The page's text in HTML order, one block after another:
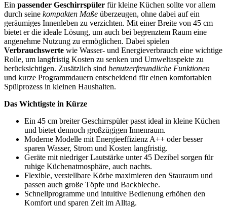
Ein passender Geschirrspüler für kleine Küchen sollte vor allem
durch seine kompakten Maße überzeugen, ohne dabei auf ein
geräumiges Innenleben zu verzichten. Mit einer Breite von 45 cm
bietet er die ideale Lösung, um auch bei begrenztem Raum eine
angenehme Nutzung zu ermöglichen. Dabei spielen
Verbrauchswerte wie Wasser- und Energieverbrauch eine wichtige
Rolle, um langfristig Kosten zu senken und Umweltaspekte zu
berücksichtigen. Zusätzlich sind benutzerfreundliche Funktionen
und kurze Programmdauern entscheidend für einen komfortablen
Spülprozess in kleinen Haushalten.
Das Wichtigste in Kürze
Ein 45 cm breiter Geschirrspüler passt ideal in kleine Küchen
und bietet dennoch großzügigen Innenraum.
Moderne Modelle mit Energieeffizienz A++ oder besser
sparen Wasser, Strom und Kosten langfristig.
Geräte mit niedriger Lautstärke unter 45 Dezibel sorgen für
ruhige Küchenatmosphäre, auch nachts.
Flexible, verstellbare Körbe maximieren den Stauraum und
passen auch große Töpfe und Backbleche.
Schnellprogramme und intuitive Bedienung erhöhen den
Komfort und sparen Zeit im Alltag.